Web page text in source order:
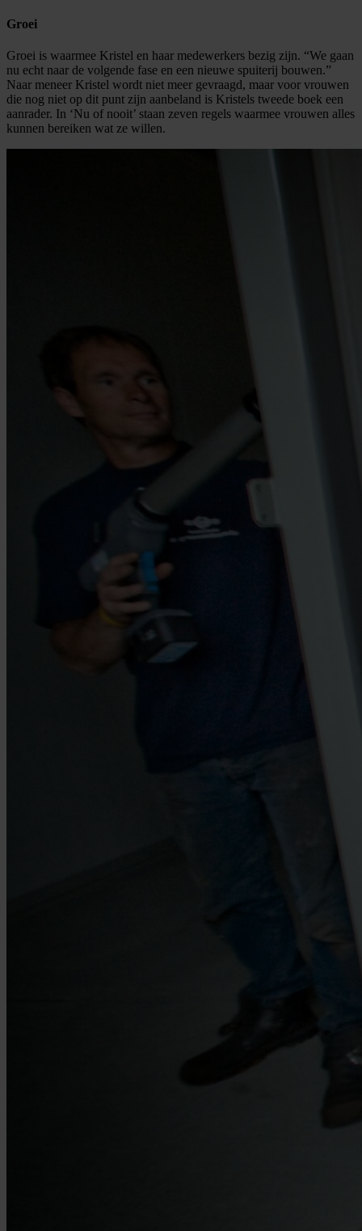
Groei
Groei is waarmee Kristel en haar medewerkers bezig zijn. “We gaan
nu echt naar de volgende fase en een nieuwe spuiterij bouwen.”
Naar meneer Kristel wordt niet meer gevraagd, maar voor vrouwen
die nog niet op dit punt zijn aanbeland is Kristels tweede boek een
aanrader. In ‘Nu of nooit’ staan zeven regels waarmee vrouwen alles
kunnen bereiken wat ze willen.